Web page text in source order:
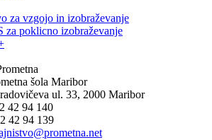
za vzgojo in izobraževanje
za poklicno izobraževanje
šola Maribor
ul. 33, 2000 Maribor
42 94 140
42 94 139